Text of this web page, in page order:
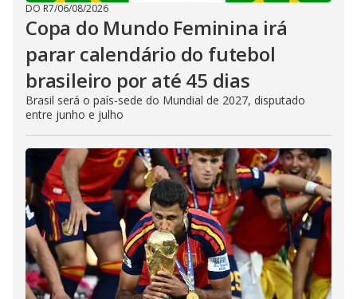
DO R7/06/08/2026
Copa do Mundo Feminina irá
parar calendário do futebol
brasileiro por até 45 dias
Brasil será o país-sede do Mundial de 2027, disputado
entre junho e julho